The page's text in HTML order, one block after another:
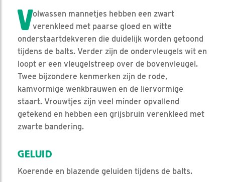
Volwassen mannetjes hebben een zwart
verenkleed met paarse gloed en witte
onderstaartdekveren die duidelijk worden getoond
tijdens de balts. Verder zijn de ondervleugels wit en
loopt er een vleugelstreep over de bovenvleugel.
Twee bijzondere kenmerken zijn de rode,
kamvormige wenkbrauwen en de liervormige
staart. Vrouwtjes zijn veel minder opvallend
getekend en hebben een grijsbruin verenkleed met
zwarte bandering.
GELUID
Koerende en blazende geluiden tijdens de balts.